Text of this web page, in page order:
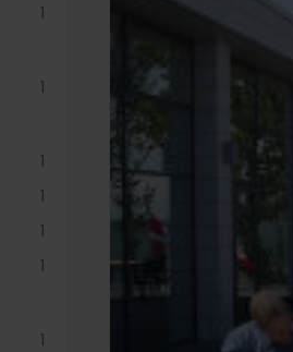
1
1
1
1
1
1
1